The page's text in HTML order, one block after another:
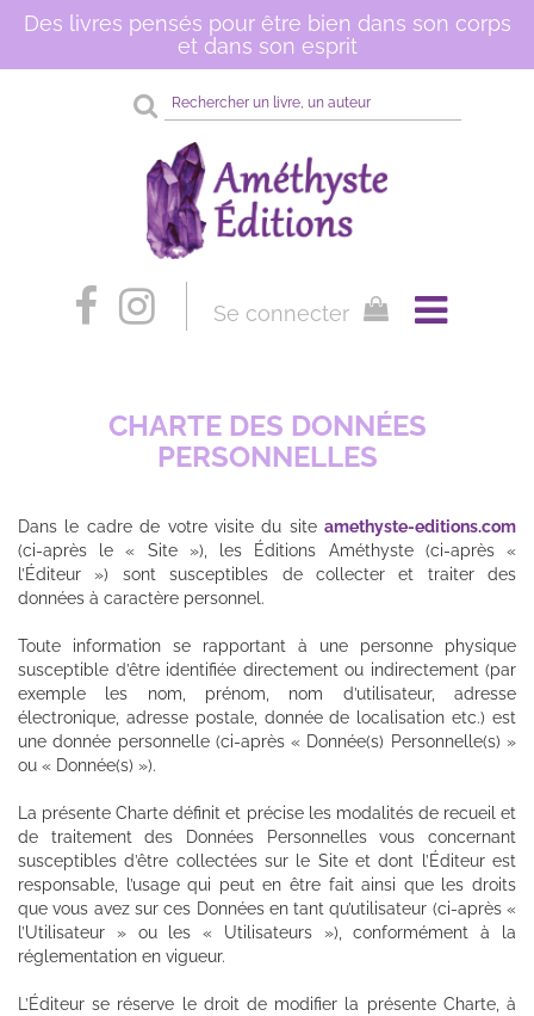
Des livres pensés pour être bien dans son corps
et dans son esprit
Rechercher
sur
site
Se connecter
CHARTE DES DONNÉES
PERSONNELLES
Dans le cadre de votre visite du site amethyste-editions.com
(ci-après le « Site »), les Éditions Améthyste (ci-après «
l’Éditeur ») sont susceptibles de collecter et traiter des
données à caractère personnel.
Toute information se rapportant à une personne physique
susceptible d’être identifiée directement ou indirectement (par
exemple les nom, prénom, nom d’utilisateur, adresse
électronique, adresse postale, donnée de localisation etc.) est
une donnée personnelle (ci-après « Donnée(s) Personnelle(s) »
ou « Donnée(s) »).
La présente Charte définit et précise les modalités de recueil et
de traitement des Données Personnelles vous concernant
susceptibles d’être collectées sur le Site et dont l’Éditeur est
responsable, l’usage qui peut en être fait ainsi que les droits
que vous avez sur ces Données en tant qu’utilisateur (ci-après «
l’Utilisateur » ou les « Utilisateurs »), conformément à la
réglementation en vigueur.
L’Éditeur se réserve le droit de modifier la présente Charte, à